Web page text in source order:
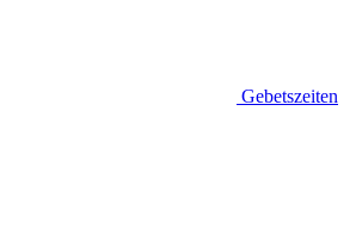
Gebetszeiten